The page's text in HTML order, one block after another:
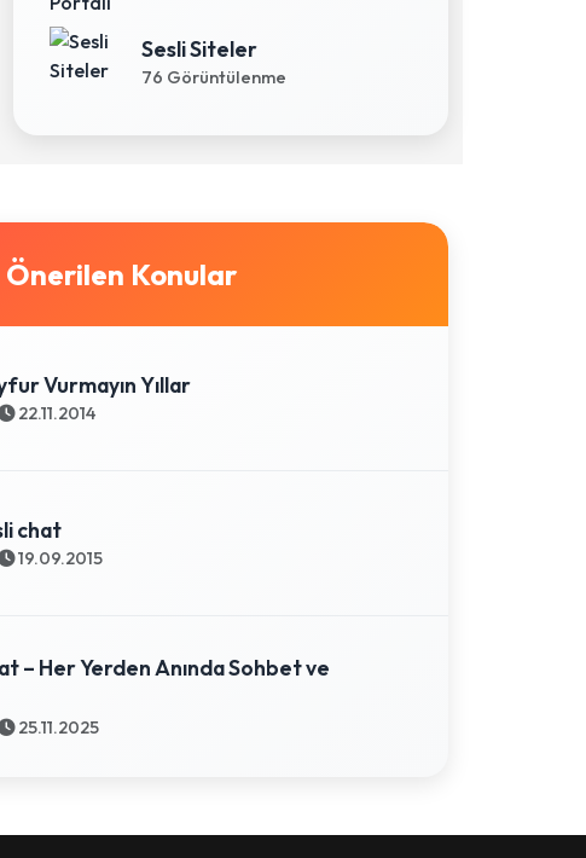
Sesli Siteler
76 Görüntülenme
Önerilen Konular
Vurmayın Yıllar
22.11.2014
chat
19.09.2015
– Her Yerden Anında Sohbet ve
25.11.2025